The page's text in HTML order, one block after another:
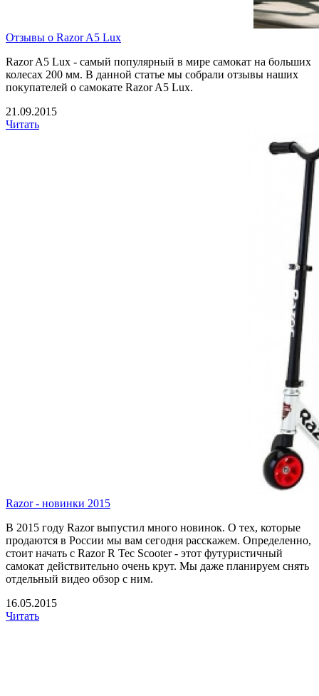
Отзывы о Razor A5 Lux
Razor A5 Lux - самый популярный в мире самокат на больших
колесах 200 мм. В данной статье мы собрали отзывы наших
покупателей о самокате Razor A5 Lux.
21.09.2015
Читать
Razor - новинки 2015
В 2015 году Razor выпустил много новинок. О тех, которые
продаются в России мы вам сегодня расскажем. Определенно,
стоит начать с Razor R Tec Scooter - этот футуристичный
самокат действительно очень крут. Мы даже планируем снять
отдельный видео обзор с ним.
16.05.2015
Читать